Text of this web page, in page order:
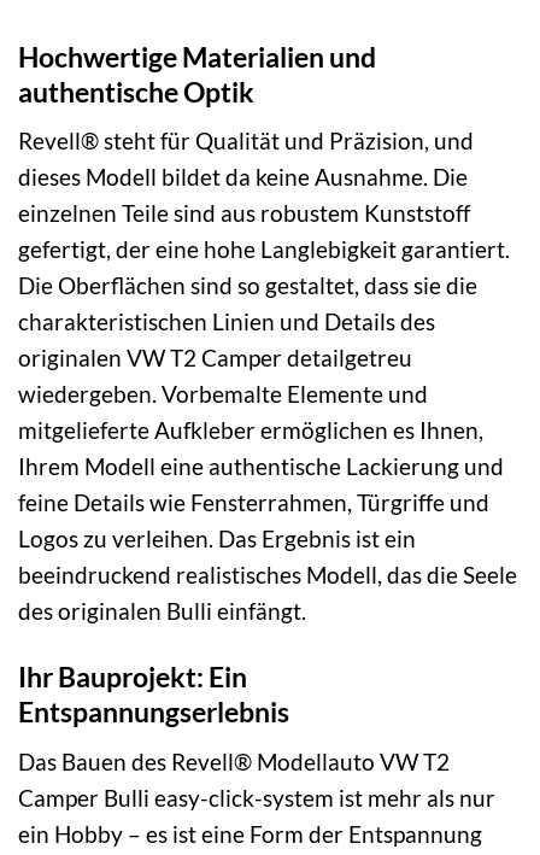
Hochwertige Materialien und
authentische Optik
Revell® steht für Qualität und Präzision, und
dieses Modell bildet da keine Ausnahme. Die
einzelnen Teile sind aus robustem Kunststoff
gefertigt, der eine hohe Langlebigkeit garantiert.
Die Oberflächen sind so gestaltet, dass sie die
charakteristischen Linien und Details des
originalen VW T2 Camper detailgetreu
wiedergeben. Vorbemalte Elemente und
mitgelieferte Aufkleber ermöglichen es Ihnen,
Ihrem Modell eine authentische Lackierung und
feine Details wie Fensterrahmen, Türgriffe und
Logos zu verleihen. Das Ergebnis ist ein
beeindruckend realistisches Modell, das die Seele
des originalen Bulli einfängt.
Ihr Bauprojekt: Ein
Entspannungserlebnis
Das Bauen des Revell® Modellauto VW T2
Camper Bulli easy-click-system ist mehr als nur
ein Hobby – es ist eine Form der Entspannung